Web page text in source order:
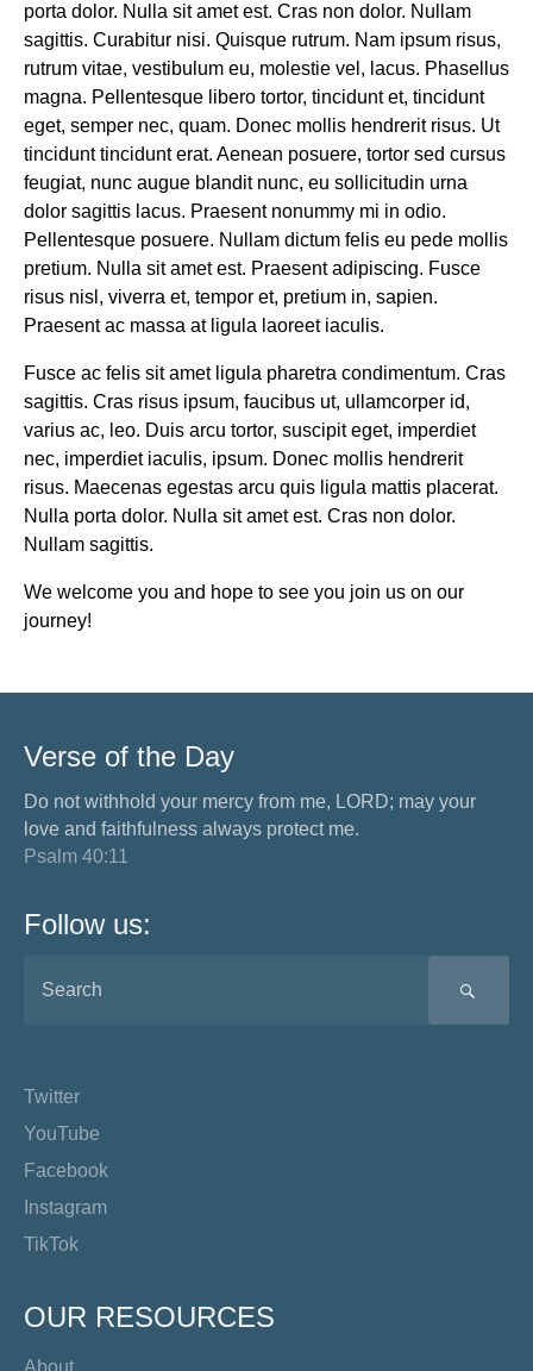
porta dolor. Nulla sit amet est. Cras non dolor. Nullam
sagittis. Curabitur nisi. Quisque rutrum. Nam ipsum risus,
rutrum vitae, vestibulum eu, molestie vel, lacus. Phasellus
magna. Pellentesque libero tortor, tincidunt et, tincidunt
eget, semper nec, quam. Donec mollis hendrerit risus. Ut
tincidunt tincidunt erat. Aenean posuere, tortor sed cursus
feugiat, nunc augue blandit nunc, eu sollicitudin urna
dolor sagittis lacus. Praesent nonummy mi in odio.
Pellentesque posuere. Nullam dictum felis eu pede mollis
pretium. Nulla sit amet est. Praesent adipiscing. Fusce
risus nisl, viverra et, tempor et, pretium in, sapien.
Praesent ac massa at ligula laoreet iaculis.
Fusce ac felis sit amet ligula pharetra condimentum. Cras
sagittis. Cras risus ipsum, faucibus ut, ullamcorper id,
varius ac, leo. Duis arcu tortor, suscipit eget, imperdiet
nec, imperdiet iaculis, ipsum. Donec mollis hendrerit
risus. Maecenas egestas arcu quis ligula mattis placerat.
Nulla porta dolor. Nulla sit amet est. Cras non dolor.
Nullam sagittis.
We welcome you and hope to see you join us on our
journey!
Verse of the Day
Do not withhold your mercy from me, LORD; may your
love and faithfulness always protect me.
Psalm 40:11
Follow us:
Twitter
YouTube
Facebook
Instagram
TikTok
OUR RESOURCES